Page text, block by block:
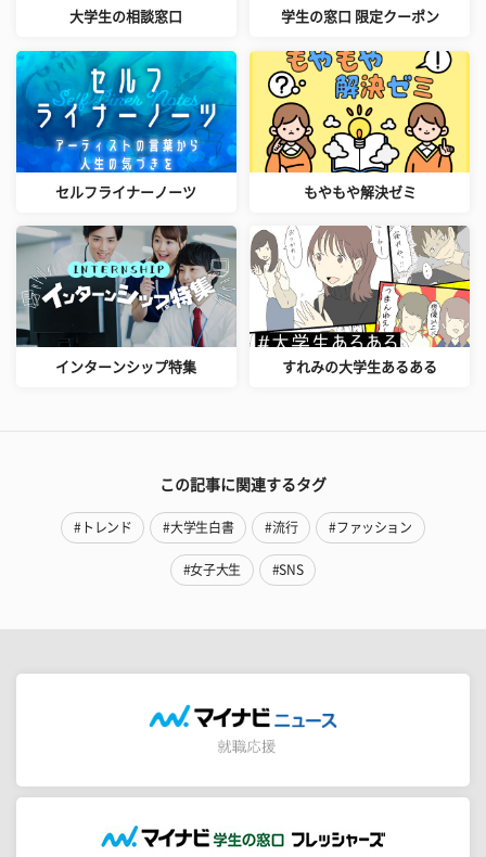
大学生の相談窓口 学生の窓口 限定クーポン
セルフライナーノーツ もやもや解決ゼミ
インターンシップ特集 すれみの大学生あるある
この記事に関連するタグ
#トレンド #大学生白書 #流行 #ファッション
#女子大生 #SNS